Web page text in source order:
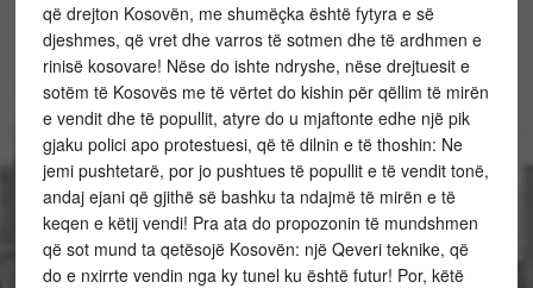
që drejton Kosovën, me shumëçka është fytyra e së
djeshmes, që vret dhe varros të sotmen dhe të ardhmen e
rinisë kosovare! Nëse do ishte ndryshe, nëse drejtuesit e
sotëm të Kosovës me të vërtet do kishin për qëllim të mirën
e vendit dhe të popullit, atyre do u mjaftonte edhe një pik
gjaku polici apo protestuesi, që të dilnin e të thoshin: Ne
jemi pushtetarë, por jo pushtues të popullit e të vendit tonë,
andaj ejani që gjithë së bashku ta ndajmë të mirën e të
keqen e këtij vendi! Pra ata do propozonin të mundshmen
që sot mund ta qetësojë Kosovën: një Qeveri teknike, që
do e nxirrte vendin nga ky tunel ku është futur! Por, këtë